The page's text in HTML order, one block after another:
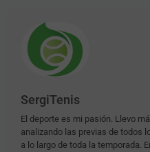
SergiTenis
El deporte es mi pasión. Llevo
analizando las previas de todos
a lo largo de toda la temporada.